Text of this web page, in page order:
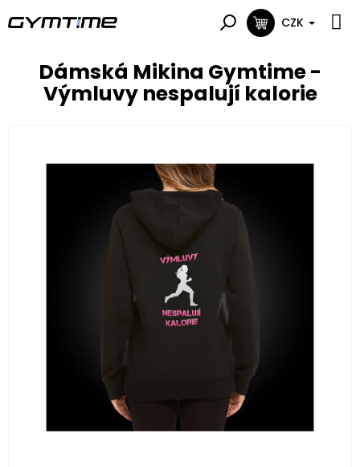
na
NÁKUPNÍ
CZK
Dámská Mikina Gymtime -
Výmluvy nespalují kalorie